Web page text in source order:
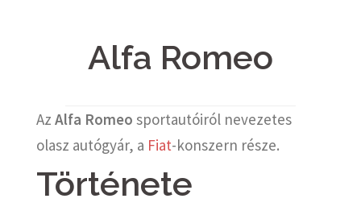
Alfa Romeo
Az Alfa Romeo sportautóiról nevezetes
olasz autógyár, a Fiat-konszern része.
Története